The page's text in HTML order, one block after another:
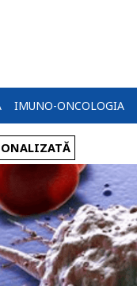
IMUNO-ONCOLOGIA